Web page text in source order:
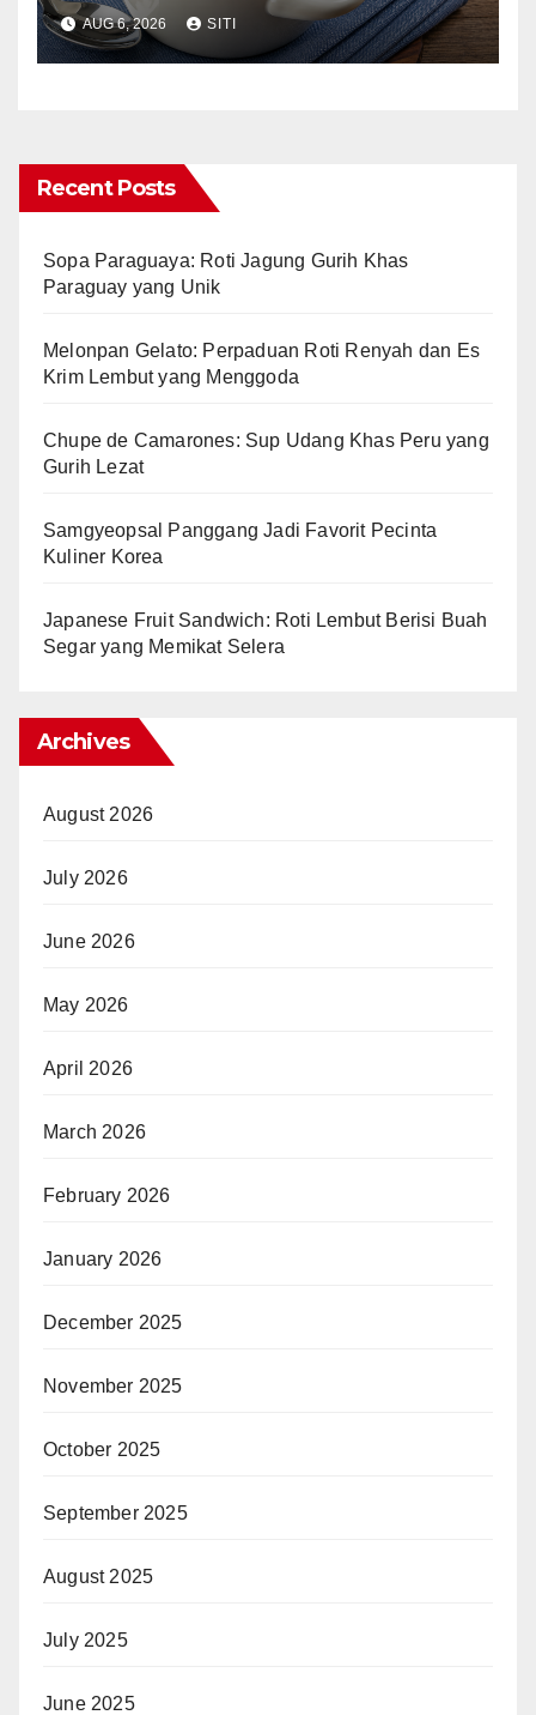
Lezat
AUG 6, 2026 SITI
Recent Posts
Sopa Paraguaya: Roti Jagung Gurih Khas
Paraguay yang Unik
Melonpan Gelato: Perpaduan Roti Renyah dan Es
Krim Lembut yang Menggoda
Chupe de Camarones: Sup Udang Khas Peru yang
Gurih Lezat
Samgyeopsal Panggang Jadi Favorit Pecinta
Kuliner Korea
Japanese Fruit Sandwich: Roti Lembut Berisi Buah
Segar yang Memikat Selera
Archives
August 2026
July 2026
June 2026
May 2026
April 2026
March 2026
February 2026
January 2026
December 2025
November 2025
October 2025
September 2025
August 2025
July 2025
June 2025